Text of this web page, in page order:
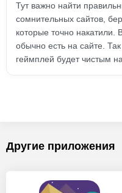
Тут важно найти
сомнительных сайтов,
которые точно накатили.
обычно есть на сайте.
геймплей будет чистым
Другие приложения